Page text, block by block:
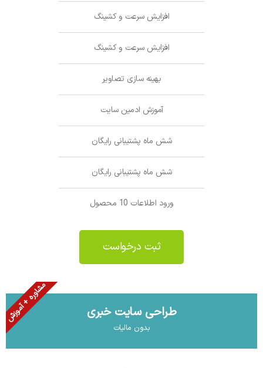
افزایش سرعت و کشینگ
افزایش سرعت و کشینگ
بهینه سازی تصاویر
آموزش ادمین سایت
شش ماه پشتیبانی رایگان
شش ماه پشتیبانی رایگان
ورود اطلاعات 10 محصول
ثبت درخواست
مشاوره + آموزش طراحی سایت خبری
بدون مالیات